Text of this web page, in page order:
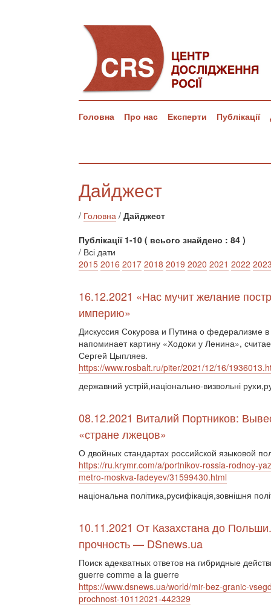
Головна Про нас Експерти Публікації
Дайджест
/ Головна / Дайджест
Публікації 1-10 ( всього знайдено : 84 )
/ Всі дати
2015 2016 2017 2018 2019 2020 2021 2022
16.12.2021 «Нас мучит желание
империю»
Дискуссия Сокурова и Путина о федерализме
напоминает картину «Ходоки у Ленина»,
Сергей Цыпляев.
https://www.rosbalt.ru/piter/2021/12/16/
державний устрій,національно-визвольні
08.12.2021 Виталий Портников:
«стране лжецов»
О двойных стандартах российской языковой
https://ru.krymr.com/a/portnikov-rossia-rodnoy-
metro-moskva-fadeyev/31599430.html
національна політика,русифікація,зовнішня
10.11.2021 От Казахстана до
прочность — DSnews.ua
Поиск адекватных ответов на гибридные
guerre comme a la guerre
https://www.dsnews.ua/world/mir-bez-granic-
prochnost-10112021-442329